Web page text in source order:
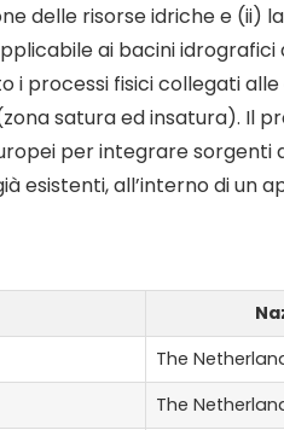
delle risorse idriche e (ii)
ai bacini
processi fisici collegati
satura ed insatura). Il
per integrare sorgenti
esistenti, all’interno di un
The
The